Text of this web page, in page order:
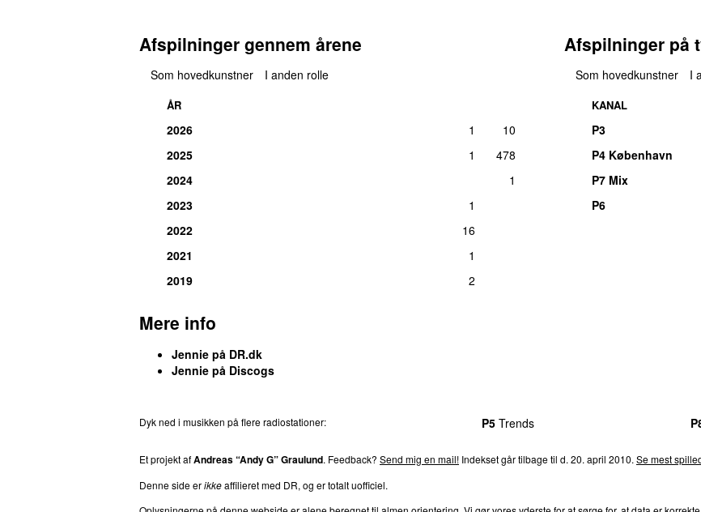
Afspilninger gennem årene
Som hovedkunstner I anden rolle
ÅR
2026 1
10
2025
1
478
2024
1
2023
1
2022
16
2021
1
2019
2
Afspilninger på
Som hovedkunstner I
KANAL
P3
P4 København
P7 Mix
P6
Mere info
Jennie på DR.dk
Jennie på Discogs
Dyk ned i musikken på flere radiostationer: P5 Trends
Et projekt afAndreas “Andy G” Graulund. Feedback? Send mig en mail! Indekset går tilbage til d. 20. april 2010. Se mest
Denne side erikkeaffilieret med DR, og er totalt uofficiel.